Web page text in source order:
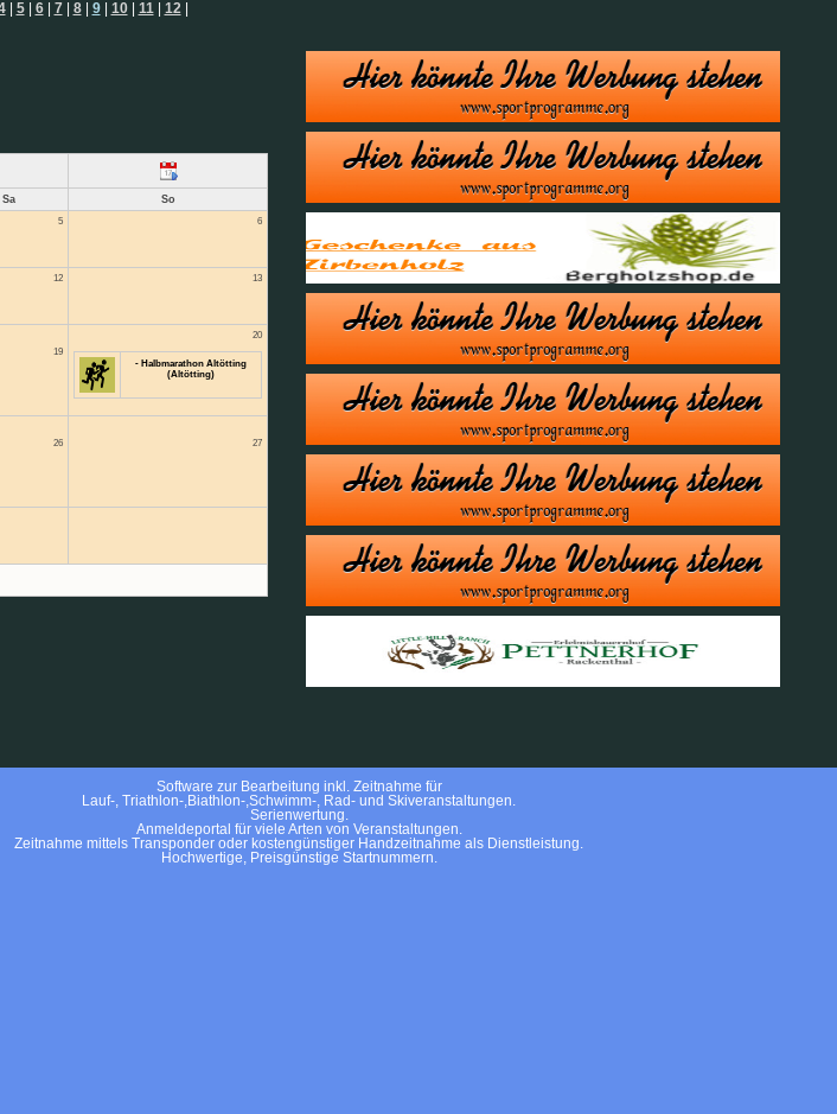
| 5| 6| 7 8| 9| 10| 11 12
Sa So
5 6
12 13
19
20
- Halbmarathon Altötting
(Altötting)
26 27
Software zur Bearbeitung inkl. Zeitnahme für
Lauf-, Triathlon-,Biathlon-,Schwimm-, Rad- und Skiveranstaltungen.
Serienwertung.
Anmeldeportal für viele Arten von Veranstaltungen.
Zeitnahme mittels Transponder oder kostengünstiger Handzeitnahme als Dienstleistung.
Hochwertige, Preisgünstige Startnummern.